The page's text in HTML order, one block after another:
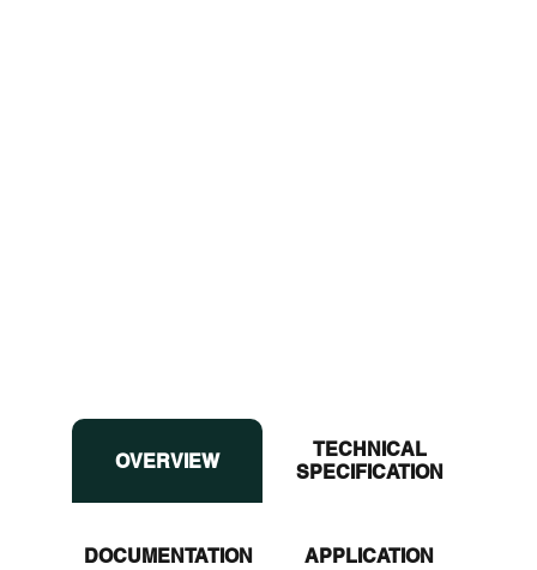
DOCUMENTATION
OVERVIEW
OVERVIEW
TECHNICAL
SPECIFICATION
APPLICATION